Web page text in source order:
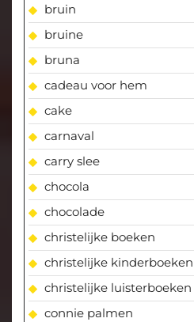
bruin
bruine
bruna
cadeau voor hem
cake
carnaval
carry slee
chocola
chocolade
christelijke boeken
christelijke kinderboeken
christelijke luisterboeken
connie palmen